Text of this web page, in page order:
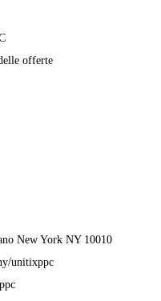
offerte
New York NY 10010
unitixppc